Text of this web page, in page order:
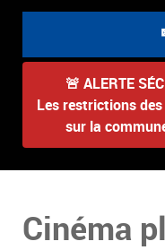
🚨 ALERTE
Les restrictions
sur la
Cinéma